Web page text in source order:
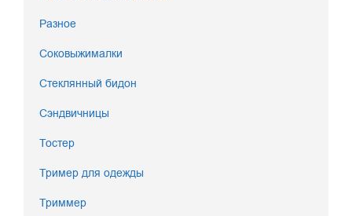
Разное
Соковыжималки
Стеклянный бидон
Сэндвичницы
Тостер
Тример для одежды
Триммер